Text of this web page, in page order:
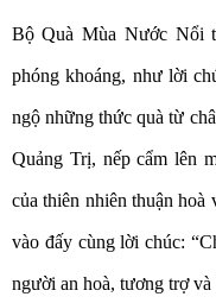
Bộ Quà Mùa Nước Nổi
phóng khoáng, như lời
ngộ những thức quà từ
Quảng Trị, nếp cẩm lên
của thiên nhiên thuận hoà
vào đấy cùng lời chúc:
người an hoà, tương trợ và